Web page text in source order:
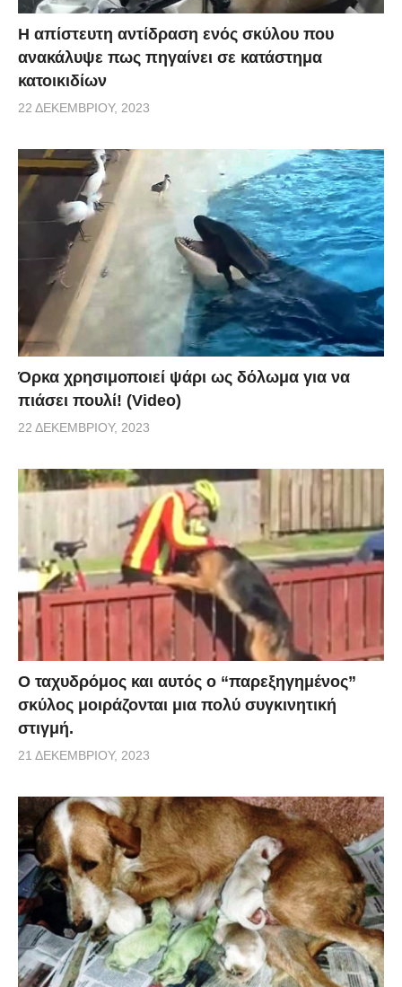
Η απίστευτη αντίδραση ενός σκύλου που
ανακάλυψε πως πηγαίνει σε κατάστημα
κατοικιδίων
22 ΔΕΚΕΜΒΡΊΟΥ, 2023
Όρκα χρησιμοποιεί ψάρι ως δόλωμα για να
πιάσει πουλί! (Video)
22 ΔΕΚΕΜΒΡΊΟΥ, 2023
Ο ταχυδρόμος και αυτός ο “παρεξηγημένος”
σκύλος μοιράζονται μια πολύ συγκινητική
στιγμή.
21 ΔΕΚΕΜΒΡΊΟΥ, 2023